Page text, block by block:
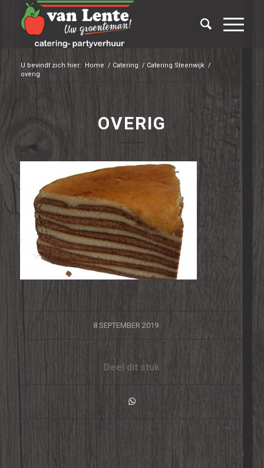
U bevindt zich hier: Home / Catering / Catering Steenwijk /
overig
OVERIG
8 SEPTEMBER 2019
/
Deel dit stuk